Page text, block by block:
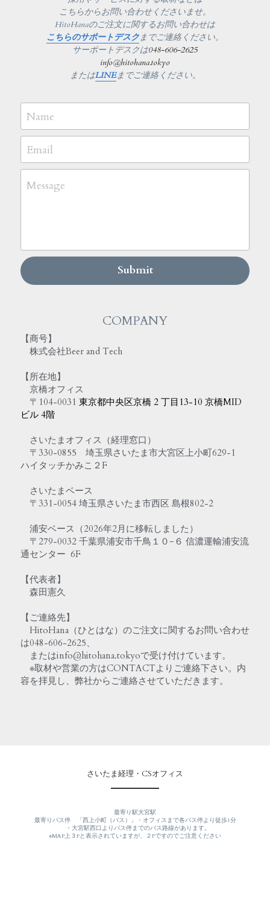
こちらからお問い合わせくださいませ。
HitoHanaのご注文に関するお問い合わせは
こちらのサポートデスクまでご連絡ください。
サーポートデスクは048-606-2625
info@hitohana.tokyo
またはLINEまでご連絡ください。
Name
Email
Message
Submit
COMPANY
【商号】
株式会社Beer and Tech
【所在地】
京橋オフィス
〒104-0031 東京都中央区京橋 2 丁目13-10 京橋MID
ビル 4階
さいたまオフィス（経理窓口）
〒330-0855　埼玉県さいたま市大宮区上小町629-1
ハイタッチかみこ２F
さいたまベース
〒331-0054 埼玉県さいたま市西区 島根802-2​
浦安ベース（2026年2月に移転しました）
〒279-0032 千葉県浦安市千鳥１０−６ 信濃運輸浦安流
通センター  6F
【代表者】
森田憲久
【ご連絡先】
HitoHana（ひとはな）のご注文に関するお問い合わせ
は048-606-2625、
またはinfo@hitohana.tokyoで受け付けています。
※取材や営業の方はCONTACTよりご連絡下さい。内
容を拝見し、弊社からご連絡させていただきます。
さいたま経理・CSオフィス
最寄り駅大宮駅
最寄りバス停　「西上小町（バス）」・オフィスまで各バス停より徒歩1分
・大宮駅西口よりバス停までのバス路線があります。
※MAP上３Fと表示されていますが、２Fですのでご注意ください